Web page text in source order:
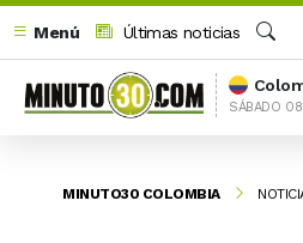
Menú
Últimas noticias
SÁBADO
MINUTO30 COLOMBIA